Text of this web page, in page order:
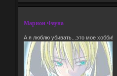
Марион Фауна
А я люблю убивать...это мое хобби!